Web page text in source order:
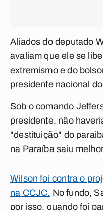
Aliados do deputado
avaliam que ele se
extremismo e do
presidente nacional
Sob o comando
presidente, não
"destituição" do
na Paraíba saiu
Wilson foi contra o
na CCJC. No fundo,
por isso, quando foi